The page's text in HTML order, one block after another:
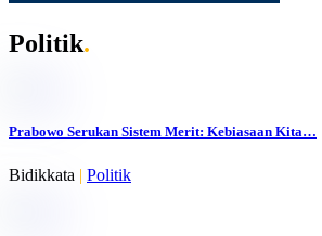
Politik.
Prabowo Serukan Sistem Merit: Kebiasaan Kita…
Bidikkata | Politik